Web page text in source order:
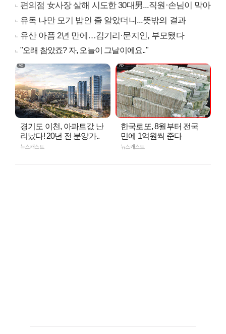
편의점 女사장 살해 시도한 30대男...직원·손님이 막아
유독 나만 모기 밥인 줄 알았더니...뜻밖의 결과
유산 아픔 2년 만에…김기리·문지인, 부모됐다
"오래 참았죠? 자, 오늘이 그날이에요.."
경기도 이천, 아파트값 난
리났다! 20년 전 분양가..
뉴스캐스트
한국로또, 8월부터 전국
민에 1억원씩 준다
뉴스캐스트